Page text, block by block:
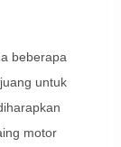
beberapa
untuk
motor